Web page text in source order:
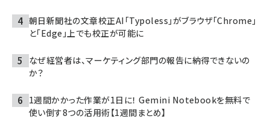
朝日新聞社の文章校正AI「Typoless」がブラウザ「Chrome」
と「Edge」上でも校正が可能に
なぜ経営者は、マーケティング部門の報告に納得できないの
か？
1週間かかった作業が1日に！ Gemini Notebookを無料で
使い倒す8つの活用術【1週間まとめ】